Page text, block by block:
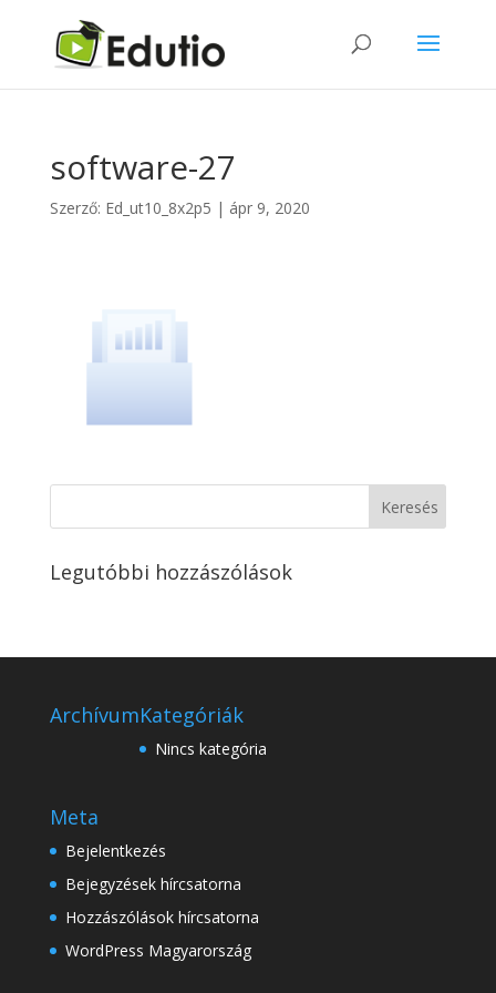
software-27
Szerző: Ed_ut10_8x2p5 | ápr 9, 2020
Legutóbbi hozzászólások
ArchívumKategóriák
Nincs kategória
Meta
Bejelentkezés
Bejegyzések hírcsatorna
Hozzászólások hírcsatorna
WordPress Magyarország